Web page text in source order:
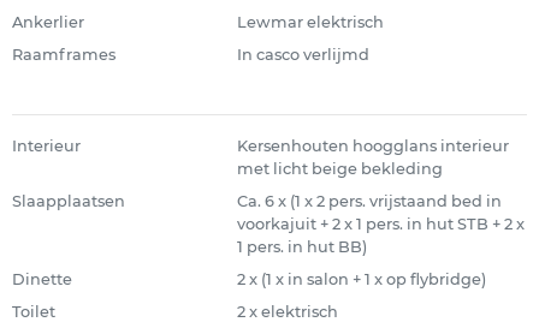
Ankerlier
Lewmar elektrisch
Raamframes
In casco verlijmd
Interieur
Kersenhouten hoogglans interieur
met licht beige bekleding
Slaapplaatsen
Ca. 6 x (1 x 2 pers. vrijstaand bed in
voorkajuit + 2 x 1 pers. in hut STB + 2 x
1 pers. in hut BB)
Dinette
2 x (1 x in salon + 1 x op flybridge)
Toilet
2 x elektrisch